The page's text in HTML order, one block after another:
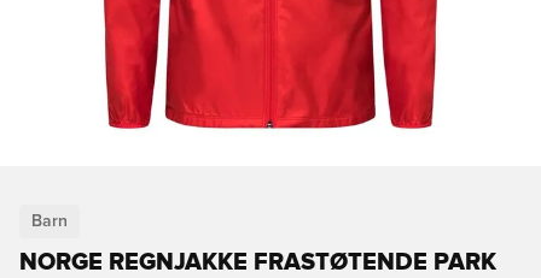
Barn
NORGE REGNJAKKE FRASTØTENDE PARK